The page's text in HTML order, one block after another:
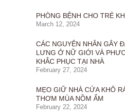
PHÒNG BỆNH CHO TRẺ
March 12, 2024
CÁC NGUYÊN NHÂN GÂY
LƯNG Ở NỮ GIỚI VÀ
KHẮC PHỤC TẠI NHÀ
February 27, 2024
MẸO GIỮ NHÀ CỬA KHÔ
THƠM MÙA NỒM ẨM
February 22, 2024